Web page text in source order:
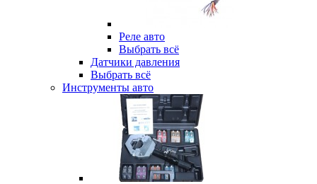
Реле авто
Выбрать всё
Датчики давления
Выбрать всё
Инструменты авто